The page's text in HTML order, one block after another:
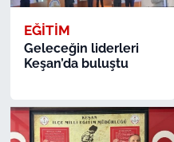
EĞİTİM
Geleceğin liderleri
Keşan’da buluştu